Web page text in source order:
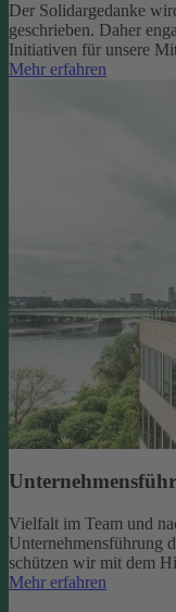
Der Solidargedanke
geschrieben. Daher
Initiativen für unsere
Mehr erfahren
Vielfalt im Team und
Unternehmensführung
schützen wir mit dem
Mehr erfahren